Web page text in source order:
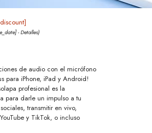
-Detalles)
de audio con el micrófono
para iPhone, iPad y Android!
profesional es la
para darle un impulso a tu
transmitir en vivo,
y TikTok, o incluso